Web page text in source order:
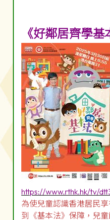
《好鄰居齊學基
https://www.rthk.hk/tv/
為使兒童認識香港居民
到《基本法》保障，兒